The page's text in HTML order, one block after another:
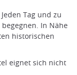
Tag und zu
In Nähe
historischen
eignet sich nicht